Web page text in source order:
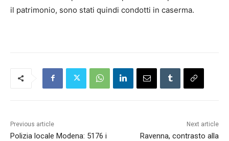
il patrimonio, sono stati quindi condotti in caserma.
Previous article
Polizia locale Modena: 5176 i
Next article
Ravenna, contrasto alla